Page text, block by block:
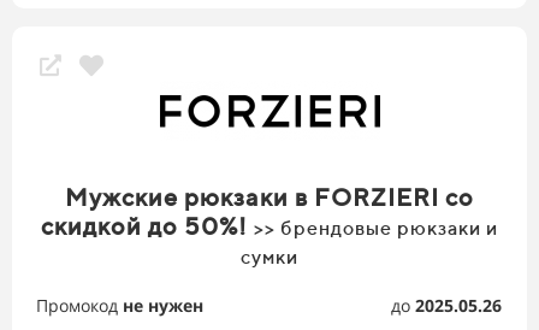
Мужские рюкзаки в FORZIERI со
скидкой до 50%! >> брендовые рюкзаки и
сумки
Промокод не нужен до 2025.05.26